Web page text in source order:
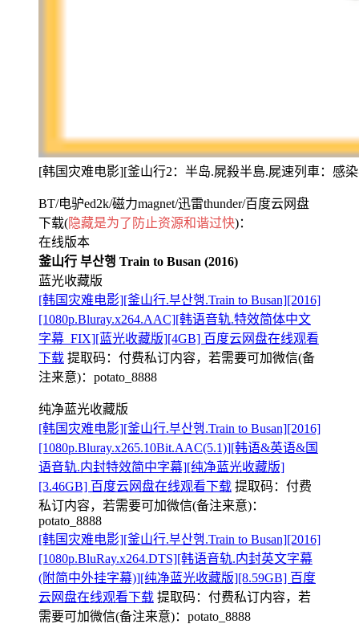
[韩国灾难电影][釜山行2：半岛.屍殺半島.屍速列車：感
BT/电驴ed2k/磁力magnet/迅雷thunder/百度云网盘
下载(隐藏是为了防止资源和谐过快)：
在线版本
釜山行 부산행 Train to Busan (2016)
蓝光收藏版
[韩国灾难电影][釜山行.부산행.Train to Busan][2016]
[1080p.Bluray.x264.AAC][韩语音轨.特效简体中文
字幕_FIX][蓝光收藏版][4GB] 百度云网盘在线观看
下载 提取码： 付费私订内容，若需要可加微信(备
注来意)：potato_8888
纯净蓝光收藏版
[韩国灾难电影][釜山行.부산행.Train to Busan][2016]
[1080p.Bluray.x265.10Bit.AAC(5.1)][韩语&英语&国
语音轨.内封特效简中字幕][纯净蓝光收藏版]
[3.46GB] 百度云网盘在线观看下载 提取码： 付费
私订内容，若需要可加微信(备注来意)：
potato_8888
[韩国灾难电影][釜山行.부산행.Train to Busan][2016]
[1080p.BluRay.x264.DTS][韩语音轨.内封英文字幕
(附简中外挂字幕)][纯净蓝光收藏版][8.59GB] 百度
云网盘在线观看下载 提取码： 付费私订内容，若
需要可加微信(备注来意)：potato_8888